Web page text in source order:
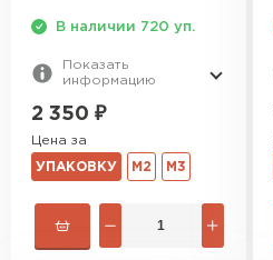
В наличии 720 уп.
Показать
информацию
2 350 ₽
Цена за
УПАКОВКУ М2 М3